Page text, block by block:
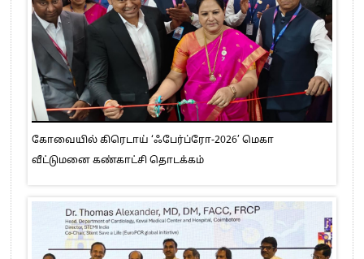
கோவையில் கிரெடாய் ‘ஃபேர்ப்ரோ-2026’ மெகா
வீட்டுமனை கண்காட்சி தொடக்கம்